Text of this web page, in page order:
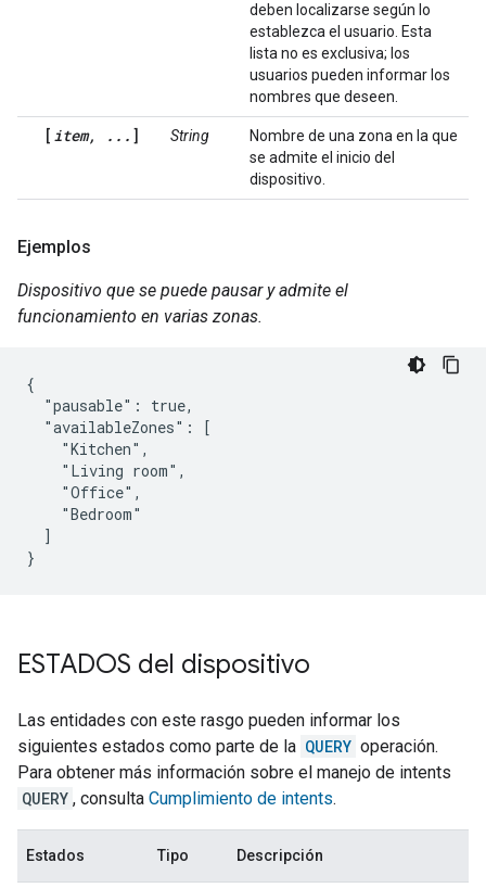
deben localizarse según lo
establezca el usuario. Esta
lista no es exclusiva; los
usuarios pueden informar los
nombres que deseen.
[ item, ... ] String
Nombre de una zona en la que
se admite el inicio del
dispositivo.
Ejemplos
Dispositivo que se puede pausar y admite el
funcionamiento en varias zonas.
{
  "pausable": true,
  "availableZones": [
    "Kitchen",
    "Living room",
    "Office",
    "Bedroom"
  ]
}
ESTADOS del dispositivo
Las entidades con este rasgo pueden informar los
siguientes estados como parte de la QUERY operación.
Para obtener más información sobre el manejo de intents
QUERY , consulta Cumplimiento de intents.
Estados Tipo Descripción